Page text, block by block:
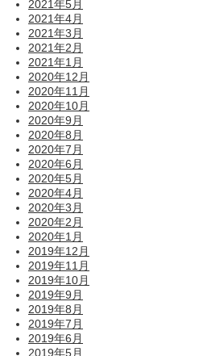
2021年5月
2021年4月
2021年3月
2021年2月
2021年1月
2020年12月
2020年11月
2020年10月
2020年9月
2020年8月
2020年7月
2020年6月
2020年5月
2020年4月
2020年3月
2020年2月
2020年1月
2019年12月
2019年11月
2019年10月
2019年9月
2019年8月
2019年7月
2019年6月
2019年5月